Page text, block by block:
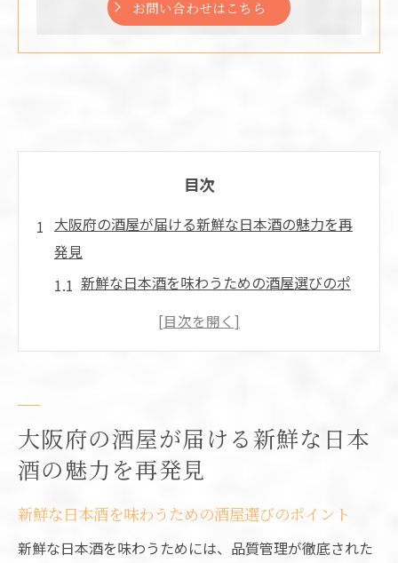
お問い合わせはこちら
目次
大阪府の酒屋が届ける新鮮な日本酒の魅力を再
発見
新鮮な日本酒を味わうための酒屋選びのポ
新鮮な日本酒が持つ風味の秘密
酒屋が教える、日本酒の正しい保存方法
地元の蔵元直送！大阪の酒屋で味わう特有の焼
酎
大阪府の酒屋が届ける新鮮な日本
酒の魅力を再発見
新鮮な日本酒を味わうための酒屋選びのポイント
新鮮な日本酒を味わうためには、品質管理が徹底された